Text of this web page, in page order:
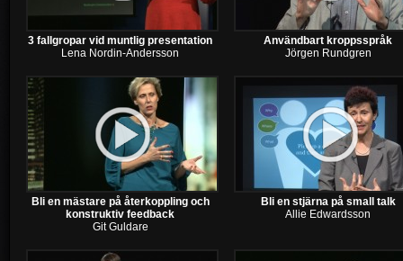
3 fallgropar vid muntlig presentation
Lena Nordin-Andersson
Användbart kroppsspråk
Jörgen Rundgren
Bli en mästare på återkoppling och
konstruktiv feedback
Git Guldare
Bli en stjärna på small talk
Allie Edwardsson